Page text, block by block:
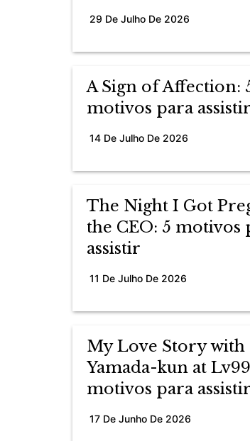
29 De Julho De 2026
A Sign of Affection:
motivos para assistir
14 De Julho De 2026
The Night I Got
the CEO: 5 motivos
assistir
11 De Julho De 2026
My Love Story with
Yamada-kun at
motivos para assistir
17 De Junho De 2026